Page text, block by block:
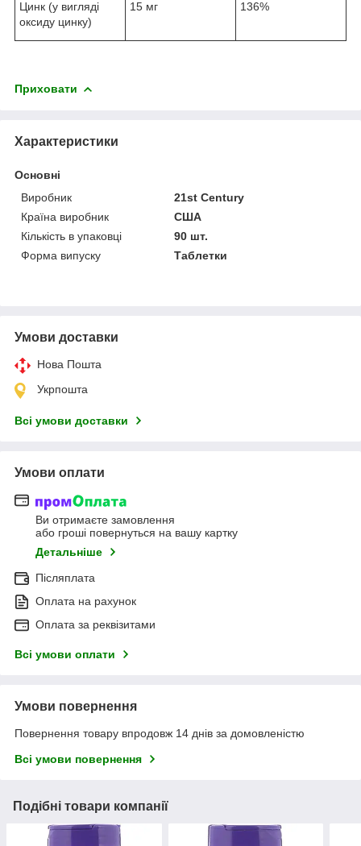
Цинк (у вигляді
оксиду цинку)
15 мг 136%
Приховати
Характеристики
Основні
Виробник
21st Century
Країна виробник
США
Кількість в упаковці
90 шт.
Форма випуску
Таблетки
Умови доставки
Нова Пошта
Укрпошта
Всі умови доставки
Умови оплати
Ви отримаєте замовлення
або гроші повернуться на вашу картку
Детальніше
Післяплата
Оплата на рахунок
Оплата за реквізитами
Всі умови оплати
Умови повернення
Повернення товару впродовж 14 днів за домовленістю
Всі умови повернення
Подібні товари компанії